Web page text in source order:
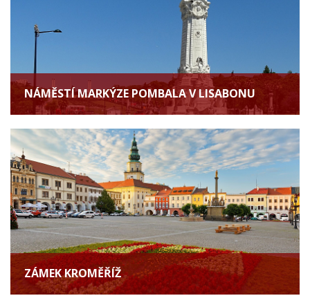
NÁMĚSTÍ MARKÝZE POMBALA V LISABONU
ZÁMEK KROMĚŘÍŽ